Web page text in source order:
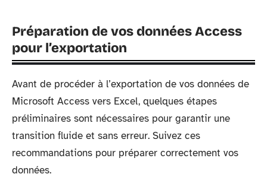
Préparation de vos données Access
pour l’exportation
Avant de procéder à l’exportation de vos données de
Microsoft Access vers Excel, quelques étapes
préliminaires sont nécessaires pour garantir une
transition fluide et sans erreur. Suivez ces
recommandations pour préparer correctement vos
données.